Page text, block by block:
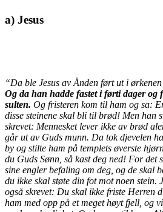
a) Jesus
“Da ble Jesus av Ånden ført ut i
Og da han hadde fastet i førti dager og
sulten. Og fristeren kom til ham og sa:
disse steinene skal bli til brød! Men han
skrevet: Mennesket lever ikke av brød
går ut av Guds munn. Da tok djevelen
by og stilte ham på templets øverste
du Guds Sønn, så kast deg ned! For det
sine engler befaling om deg, og de skal
du ikke skal støte din fot mot noen stein.
også skrevet: Du skal ikke friste Herren
ham med opp på et meget høyt fjell, og